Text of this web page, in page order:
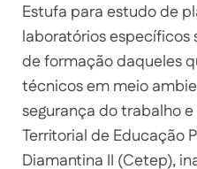
Estufa para estudo de
laboratórios específicos
de formação daqueles
técnicos em meio
segurança do trabalho
Territorial de Educação
Diamantina II (Cetep),